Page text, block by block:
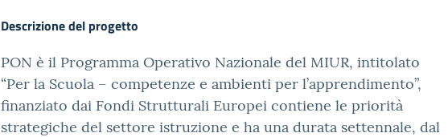
Descrizione del progetto
PON è il Programma Operativo Nazionale del MIUR, intitolato
“Per la Scuola – competenze e ambienti per l’apprendimento”,
finanziato dai Fondi Strutturali Europei contiene le priorità
strategiche del settore istruzione e ha una durata settennale, dal